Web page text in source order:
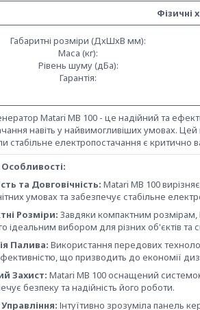
Фізичні
Габаритні розміри (ДхШхВ мм):
Маса (кг):
Рівень шуму (дБа):
Гарантія:
Matari MB 100 - це надійний та
навіть у найвимогливіших умовах.
стабільне електропостачання є критично
та Довговічність: Matari MB 100
умовах та забезпечує стабільне
Розміри: Завдяки компактним
ідеальним вибором для різних об'єктів та
Палива: Використання передових
що призводить до економії
Захист: Matari MB 100 оснащений
безпеку та надійність його роботи.
Інтуїтивно зрозуміла панель